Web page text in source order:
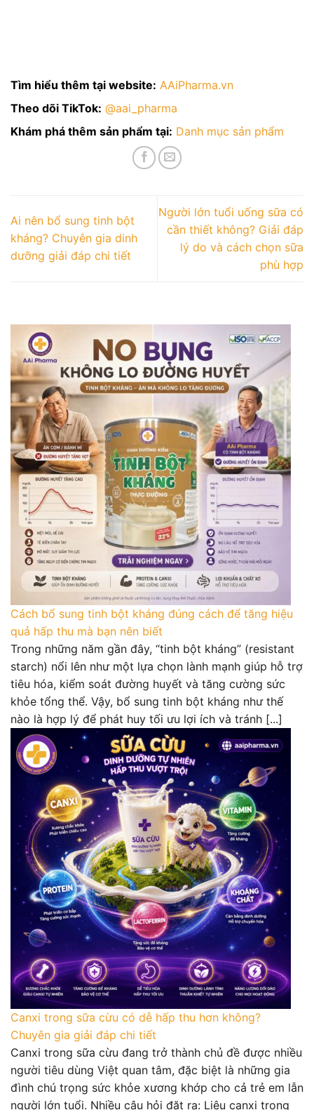
Tìm hiểu thêm tại website: AAiPharma.vn
Theo dõi TikTok: @aai_pharma
Khám phá thêm sản phẩm tại: Danh mục sản phẩm
Ai nên bổ sung tinh bột
kháng? Chuyên gia dinh
dưỡng giải đáp chi tiết
Người lớn tuổi uống sữa có
cần thiết không? Giải đáp
lý do và cách chọn sữa
phù hợp
Cách bổ sung tinh bột kháng đúng cách để tăng hiệu
quả hấp thu mà bạn nên biết
Trong những năm gần đây, “tinh bột kháng” (resistant
starch) nổi lên như một lựa chọn lành mạnh giúp hỗ trợ
tiêu hóa, kiểm soát đường huyết và tăng cường sức
khỏe tổng thể. Vậy, bổ sung tinh bột kháng như thế
nào là hợp lý để phát huy tối ưu lợi ích và tránh [...]
Canxi trong sữa cừu có dễ hấp thu hơn không?
Chuyên gia giải đáp chi tiết
Canxi trong sữa cừu đang trở thành chủ đề được nhiều
người tiêu dùng Việt quan tâm, đặc biệt là những gia
đình chú trọng sức khỏe xương khớp cho cả trẻ em lẫn
người lớn tuổi. Nhiều câu hỏi đặt ra: Liệu canxi trong